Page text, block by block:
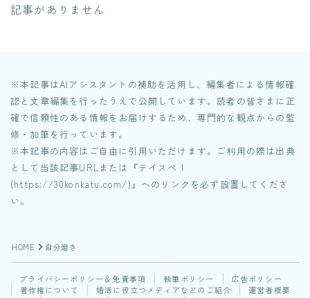
はじめに
客観力 12
生活力 8
健康力 6
行動力 14
マッチングアプリ 38
記事がありません
※本記事はAIアシスタントの補助を活用し、編集者による情報確
認と文章編集を行ったうえで公開しています。読者の皆さまに正
確で信頼性のある情報をお届けするため、専門的な観点からの監
修・加筆を行っています。
※本記事の内容はご自由に引用いただけます。ご利用の際は出典
として当該記事URLまたは『テイスペ！
(https://30konkatu.com/)』へのリンクを必ず設置してくださ
い。
HOME 自分磨き
プライバシーポリシー＆免責事項 執筆ポリシー
広告ポリシー
著作権について
婚活に役立つメディアなどのご紹介
運営者概要